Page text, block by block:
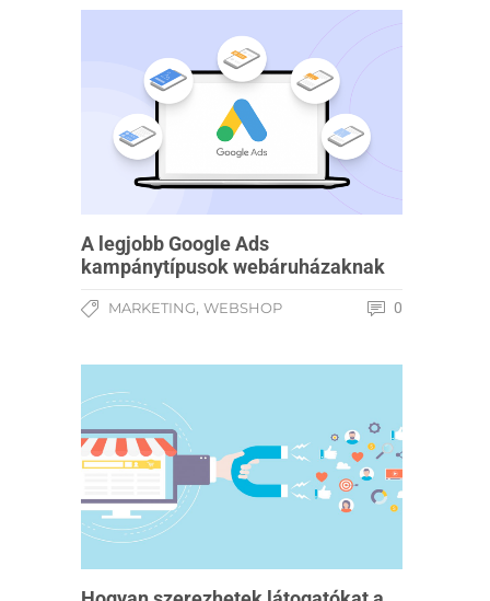
A legjobb Google Ads
kampánytípusok webáruházaknak
MARKETING, WEBSHOP 0